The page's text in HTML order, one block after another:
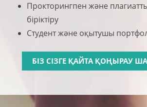
Прокторингпен және
біріктіру
Студент және оқытушы
БІЗ СІЗГЕ ҚАЙТА ҚОҢЫРАУ